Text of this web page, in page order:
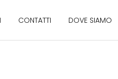
CONTATTI DOVE SIAMO